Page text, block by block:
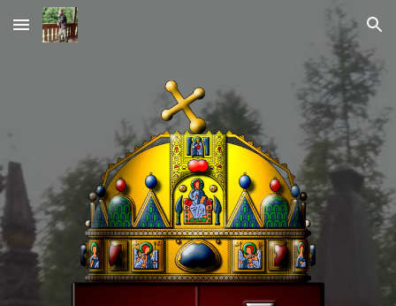
Skip to main content Skip to navigation